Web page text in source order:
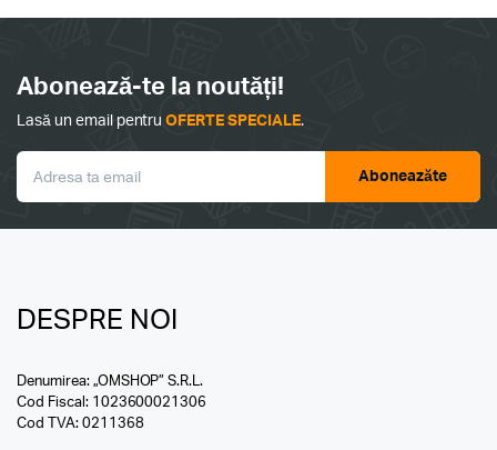
Abonează-te la noutăți!
Lasă un email pentruOFERTE SPECIALE.
Aboneazăte
DESPRE NOI
Denumirea: „OMSHOP” S.R.L.
Cod Fiscal: 1023600021306
Cod TVA: 0211368